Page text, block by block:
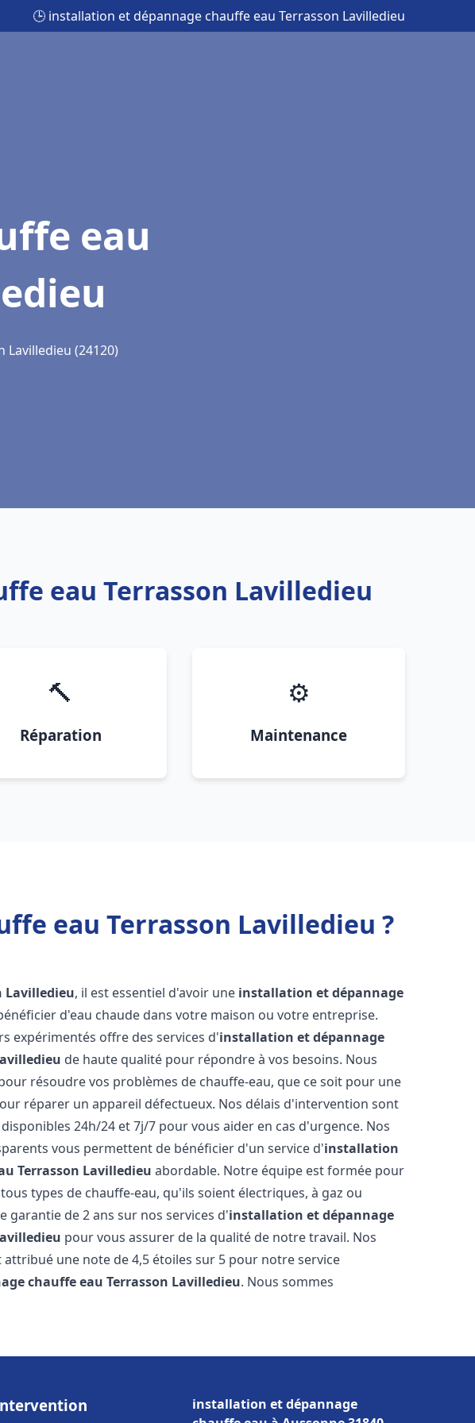
🕒 installation et dépannage chauffe eau Terrasson Lavilledieu
eau
(24120)
eau Terrasson Lavilledieu
🔨
Réparation
⚙️
Maintenance
eau Terrasson Lavilledieu ?
Lavilledieu, il est essentiel d'avoir une installation et dépannage
d'eau chaude dans votre maison ou votre entreprise.
expérimentés offre des services d'installation et dépannage
de haute qualité pour répondre à vos besoins. Nous
résoudre vos problèmes de chauffe-eau, que ce soit pour une
réparer un appareil défectueux. Nos délais d'intervention sont
24h/24 et 7j/7 pour vous aider en cas d'urgence. Nos
vous permettent de bénéficier d'un service d'installation
Terrasson Lavilledieu abordable. Notre équipe est formée pour
types de chauffe-eau, qu'ils soient électriques, à gaz ou
garantie de 2 ans sur nos services d'installation et dépannage
pour vous assurer de la qualité de notre travail. Nos
une note de 4,5 étoiles sur 5 pour notre service
chauffe eau Terrasson Lavilledieu. Nous sommes
installation et dépannage